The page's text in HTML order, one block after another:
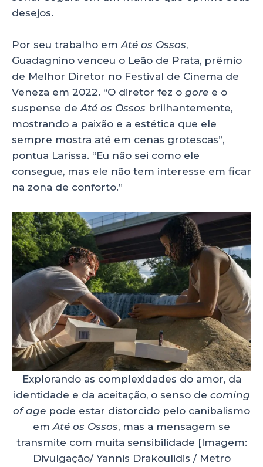
desejos.
Por seu trabalho emAté os Ossos,
Guadagnino venceu o Leão de Prata, prêmio
de Melhor Diretor no Festival de Cinema de
Veneza em 2022. “O diretor fez o gore e o
suspense deAté os Ossos brilhantemente,
mostrando a paixão e a estética que ele
sempre mostra até em cenas grotescas”,
pontua Larissa. “Eu não sei como ele
consegue, mas ele não tem interesse em ficar
na zona de conforto.”
Explorando as complexidades do amor, da
identidade e da aceitação, o senso de coming
of age pode estar distorcido pelo canibalismo
em Até os Ossos, mas a mensagem se
transmite com muita sensibilidade [Imagem:
Divulgação/ Yannis Drakoulidis / Metro